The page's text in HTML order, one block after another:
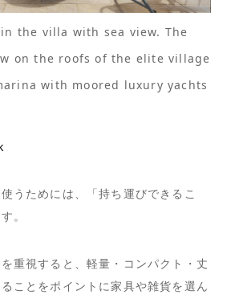
the villa with sea view. The
on the roofs of the elite village
with moored luxury yachts
うためには、「持ち運びできるこ
。
重視すると、軽量・コンパクト・丈
ことをポイントに家具や雑貨を選ん